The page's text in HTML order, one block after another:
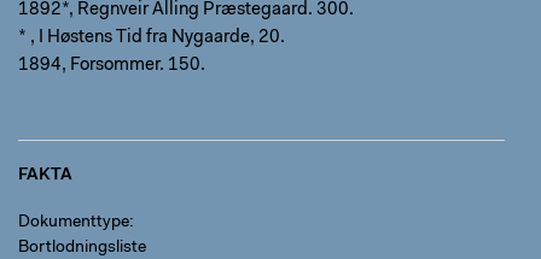
1892*, Regnveir Alling Præstegaard. 300.
* , I Høstens Tid fra Nygaarde, 20.
1894, Forsommer. 150.
FAKTA
Dokumenttype
Bortlodningsliste